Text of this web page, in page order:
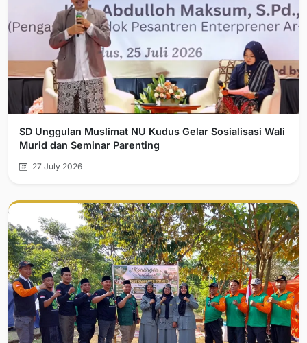
SD Unggulan Muslimat NU Kudus Gelar Sosialisasi Wali
Murid dan Seminar Parenting
27 July 2026